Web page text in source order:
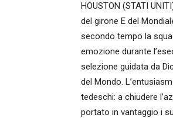
HOUSTON (STATI
del girone E del
secondo tempo la
emozione durante
selezione guidata da
del Mondo.
tedeschi: a chiudere
portato in vantaggio i